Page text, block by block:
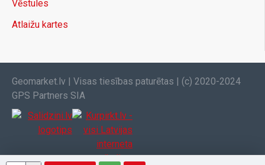
Vēstules
Atlaižu kartes
Geomarket.lv | Visas tiesības paturētas | (c) 2020-2024
GPS Partners SIA